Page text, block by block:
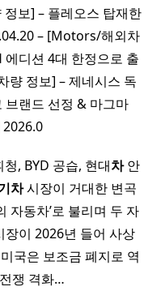
보] – 플레오스 탑재한
– [Motors/해외차
디션 4대 한정으로 출
정보] – 제네시스 독
브랜드 선정 & 마그마
2026.0
, BYD 공습, 현대차안
차시장이 거대한 변곡
자동차’로 불리며 두 자
이 2026년 들어 사상
국은 보조금 폐지로 역
쟁 격화…